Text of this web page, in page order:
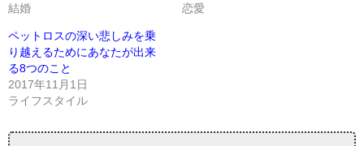
結婚
恋愛
ペットロスの深い悲しみを乗
り越えるためにあなたが出来
る8つのこと
2017年11月1日
ライフスタイル